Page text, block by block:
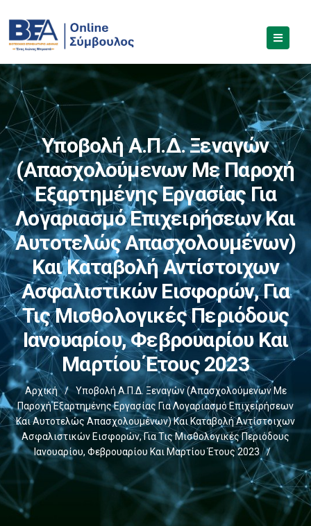
Υποβολή Α.Π.Δ. Ξεναγών
(απασχολούμενων Με Παροχή
Εξαρτημένης Εργασίας Για
Λογαριασμό Επιχειρήσεων Και
Αυτοτελώς Απασχολουμένων)
Και Καταβολή Αντίστοιχων
Ασφαλιστικών Εισφορών, Για
Τις Μισθολογικές Περιόδους
Ιανουαρίου, Φεβρουαρίου Και
Μαρτίου Έτους 2023
Αρχική /
Υποβολή Α.Π.Δ. Ξεναγών (απασχολούμενων Με
Παροχή Εξαρτημένης Εργασίας Για Λογαριασμό Επιχειρήσεων
Και Αυτοτελώς Απασχολουμένων) Και Καταβολή Αντίστοιχων
Ασφαλιστικών Εισφορών, Για Τις Μισθολογικές Περιόδους
Ιανουαρίου, Φεβρουαρίου Και Μαρτίου Έτους 2023
/